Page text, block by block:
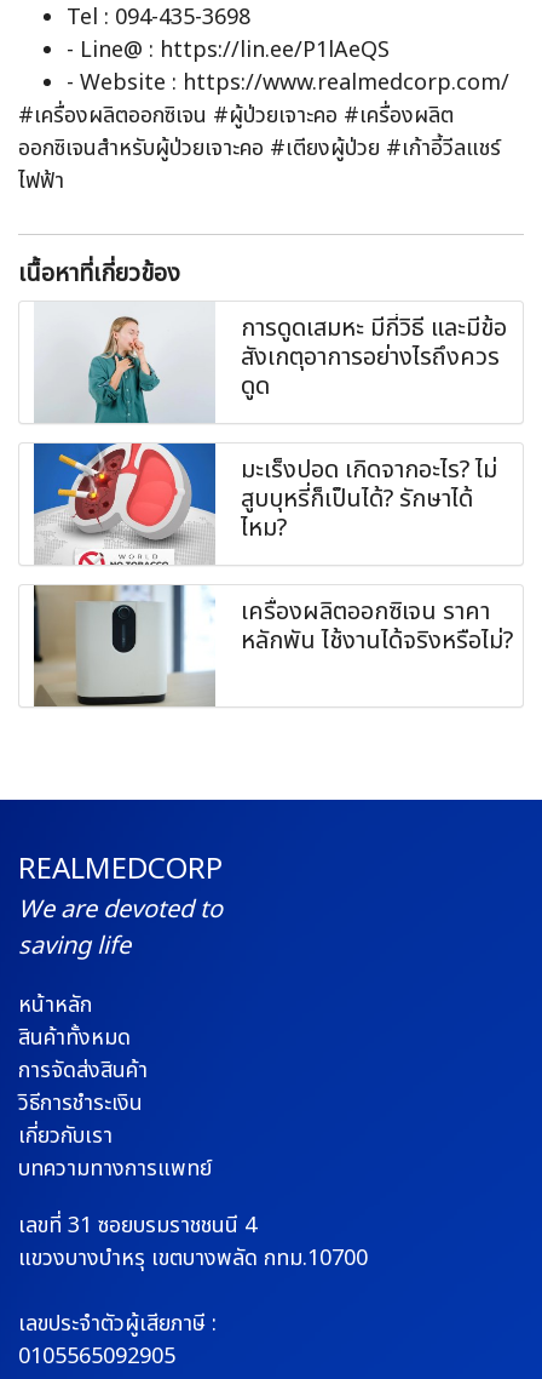
Tel : 094-435-3698
- Line@ : https://lin.ee/P1lAeQS
- Website : https://www.realmedcorp.com/
#เครื่องผลิตออกซิเจน #ผู้ป่วยเจาะคอ #เครื่องผลิต
ออกซิเจนสำหรับผู้ป่วยเจาะคอ #เตียงผู้ป่วย #เก้าอี้วีลแชร์
ไฟฟ้า
เนื้อหาที่เกี่ยวข้อง
การดูดเสมหะ มีกี่วิธี และมีข้อ
สังเกตุอาการอย่างไรถึงควร
ดูด
มะเร็งปอด เกิดจากอะไร? ไม่
สูบบุหรี่ก็เป็นได้? รักษาได้
ไหม?
เครื่องผลิตออกซิเจน ราคา
หลักพัน ไช้งานได้จริงหรือไม่?
REALMEDCORP
We are devoted to
saving life
หน้าหลัก
สินค้าทั้งหมด
การจัดส่งสินค้า
วิธีการชำระเงิน
เกี่ยวกับเรา
บทความทางการแพทย์
เลขที่ 31 ซอยบรมราชชนนี 4
แขวงบางบำหรุ เขตบางพลัด กทม.10700
เลขประจำตัวผู้เสียภาษี :
0105565092905